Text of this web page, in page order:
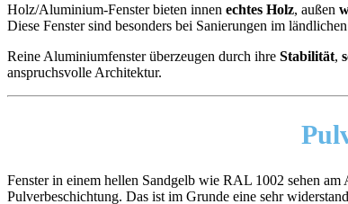
Holz/Aluminium-Fenster bieten innen echtes Holz, außen
Diese Fenster sind besonders bei Sanierungen im
Reine Aluminiumfenster überzeugen durch ihre Stabilität,
anspruchsvolle Architektur.
Fenster in einem hellen Sandgelb wie RAL 1002 sehen
Pulverbeschichtung. Das ist im Grunde eine sehr